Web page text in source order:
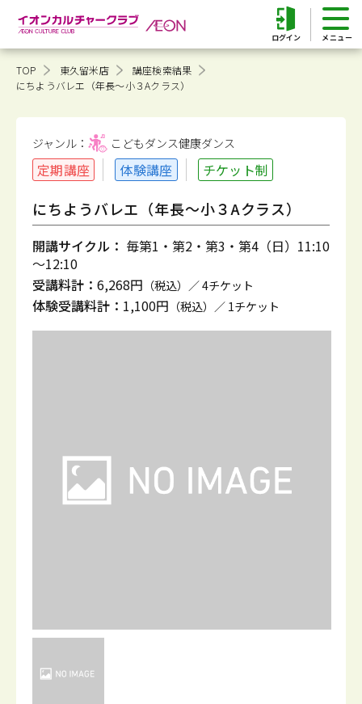
ログイン
TOP 東久留米店
講座検索結果
にちようバレエ（年長～小３Aクラス）
ジャンル： こどもダンス健康ダンス
定期講座 体験講座 チケット制
にちようバレエ（年長～小３Aクラス）
開講サイクル： 毎第1・第2・第3・第4（日）11:10
～12:10
受講料計： 6,268円 （税込）／ 4チケット
体験受講料計： 1,100円 （税込）／ 1チケット